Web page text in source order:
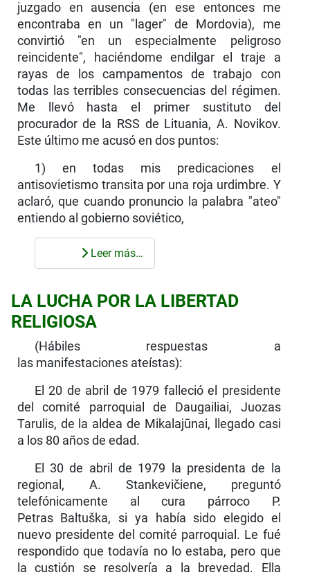
juzgado en ausencia (en ese entonces me
encontraba en un "lager" de Mordovia), me
convirtió "en un especialmente peligroso
reincidente", hacién­dome endilgar el traje a
rayas de los campamentos de trabajo con
todas las terribles consecuencias del régimen.
Me llevó hasta el primer sustituto del
procurador de la RSS de Lituania, A. Novikov.
Este último me acusó en dos puntos:
1) en todas mis predicaciones el
antisovietismo transita por una roja urdimbre. Y
aclaró, que cuando pronuncio la palabra "ateo"
entiendo al gobierno soviético,
Leer más…
LA LUCHA POR LA LIBERTAD
RELIGIOSA
(Hábiles respuestas a
las manifestaciones ateístas):
El 20 de abril de 1979 falleció el presidente
del comité parroquial de Daugailiai, Juozas
Tarulis, de la aldea de Mikalajūnai, llegado casi
a los 80 años de edad.
El 30 de abril de 1979 la presidenta de la
regional, A. Stankevičiene, preguntó
telefónicamente al cura párroco P.
Petras Baltuška, si ya había sido elegido el
nuevo presidente del comité parroquial. Le fué
respondido que todavía no lo estaba, pero que
la custión se resolvería a la brevedad. Ella